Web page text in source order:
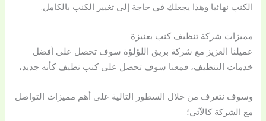
الكنب نهائيا وهذا يجعلك في حاجة إلى تغيير الكنب بالكامل.
مميزات شركة تنظيف كنب بعنيزة
عميلنا العزيز مع شركة بريق اللؤلؤة سوف تحصل على أفضل
خدمات التنظيف، فمعنا سوف تحصل على كنب نظيف كأنه جديد،
وسوف نتعرف من خلال السطور التالية على أهم مميزات التواصل
مع الشركة كالآتي؛